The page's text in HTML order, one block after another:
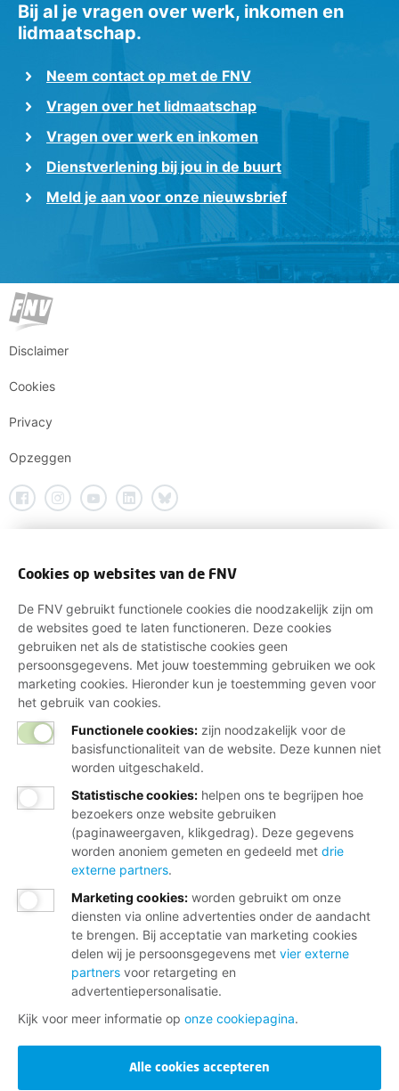
Bij al je vragen over werk, inkomen en
lidmaatschap.
Neem contact op met de FNV
Vragen over het lidmaatschap
Vragen over werk en inkomen
Dienstverlening bij jou in de buurt
Meld je aan voor onze nieuwsbrief
Disclaimer
Cookies
Privacy
Opzeggen
Cookies op websites van de FNV
De FNV gebruikt functionele cookies die noodzakelijk zijn om
de websites goed te laten functioneren. Deze cookies
gebruiken net als de statistische cookies geen
persoonsgegevens. Met jouw toestemming gebruiken we ook
marketing cookies. Hieronder kun je toestemming geven voor
het gebruik van cookies.
Functionele cookies: zijn noodzakelijk voor de
basisfunctionaliteit van de website. Deze kunnen niet
worden uitgeschakeld.
Statistische cookies: helpen ons te begrijpen hoe
bezoekers onze website gebruiken
(paginaweergaven, klikgedrag). Deze gegevens
worden anoniem gemeten en gedeeld met drie
externe partners.
Marketing cookies: worden gebruikt om onze
diensten via online advertenties onder de aandacht
te brengen. Bij acceptatie van marketing cookies
delen wij je persoonsgegevens met vier externe
partners voor retargeting en
advertentiepersonalisatie.
Kijk voor meer informatie op onze cookiepagina.
Alle cookies accepteren